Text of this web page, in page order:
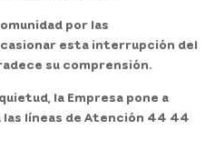
por las
esta interrupción del
su comprensión.
la Empresa pone a
las líneas de Atención 44 44